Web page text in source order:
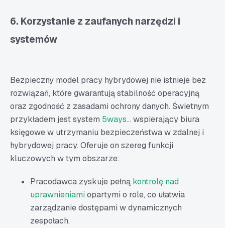
6. Korzystanie z zaufanych narzędzi i
systemów
Bezpieczny model pracy hybrydowej nie istnieje bez
rozwiązań, które gwarantują stabilność operacyjną
oraz zgodność z zasadami ochrony danych. Świetnym
przykładem jest system 5ways...wspierający biura
księgowe w utrzymaniu bezpieczeństwa w zdalnej i
hybrydowej pracy. Oferuje on szereg funkcji
kluczowych w tym obszarze:
Pracodawca zyskuje pełną kontrolę nad
uprawnieniamiopartymi o role, co ułatwia
zarządzanie dostępami w dynamicznych
zespołach.